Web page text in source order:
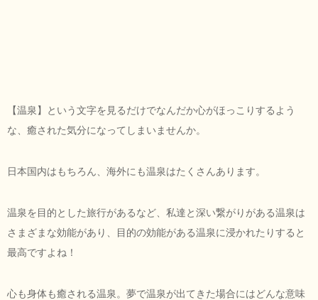
【温泉】という文字を見るだけでなんだか心がほっこりするよう
な、癒された気分になってしまいませんか。
日本国内はもちろん、海外にも温泉はたくさんあります。
温泉を目的とした旅行があるなど、私達と深い繋がりがある温泉は
さまざまな効能があり、目的の効能がある温泉に浸かれたりすると
最高ですよね！
心も身体も癒される温泉。夢で温泉が出てきた場合にはどんな意味